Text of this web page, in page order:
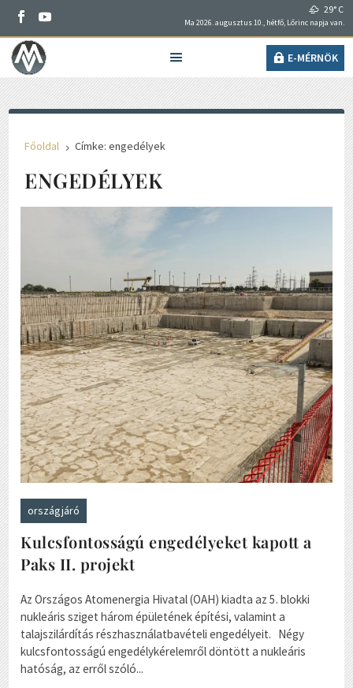
29° C
Ma 2026. augusztus 10., hétfő, Lőrinc napja van.
E-MÉRNÖK
Főoldal 5 Címke: engedélyek
ENGEDÉLYEK
országjáró
Kulcsfontosságú engedélyeket kapott a
Paks II. projekt
Az Országos Atomenergia Hivatal (OAH) kiadta az 5. blokki
nukleáris sziget három épületének építési, valamint a
talajszilárdítás részhasználatbavételi engedélyeit. Négy
kulcsfontosságú engedélykérelemről döntött a nukleáris
hatóság, az erről szóló...